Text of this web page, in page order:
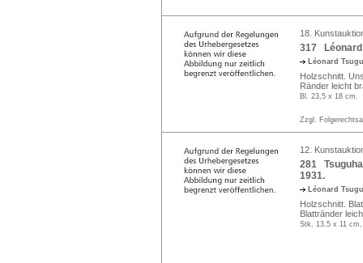
18.
317 Léonard
Léonard
Holzschnitt.
Ränder leicht
Bl. 23,5 x 18 cm.
Zzgl.
12.
281
1931.
Léonard
Holzschnitt.
Blattränder
Stk. 13,5 x 11